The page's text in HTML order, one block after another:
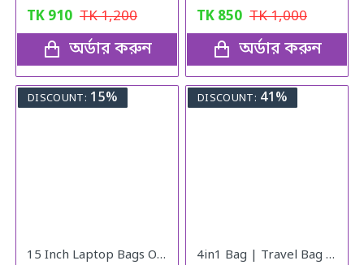
TK 910 TK1,200
অর্ডার করুন
TK 850 TK1,000
অর্ডার করুন
DISCOUNT: 15%
15 Inch Laptop Bags Office Documents Storage Bag Travel ( Blue )
DISCOUNT: 41%
4in1 Bag | Travel Bag | Gym Bag | Carry Shoe | V10